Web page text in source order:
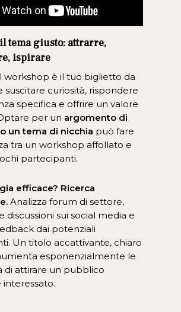
tema giusto: attrarre,
ispirare
workshop è il tuo biglietto da
suscitare curiosità, rispondere
specifica e offrire un valore
per un argomento di
un tema di nicchia può fare
tra un workshop affollato e
partecipanti.
efficace? Ricerca
Analizza forum di settore,
discussioni sui social media e
dai potenziali
Un titolo accattivante, chiaro
esponenzialmente le
di attirare un pubblico